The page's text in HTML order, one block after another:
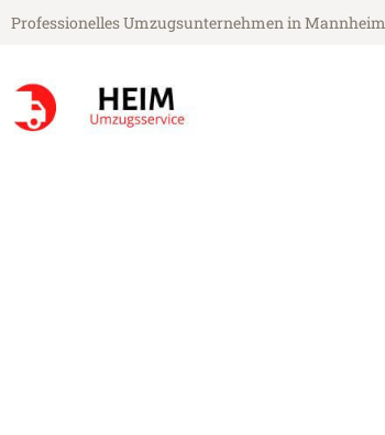
Professionelles Umzugsunternehmen in Mannheim